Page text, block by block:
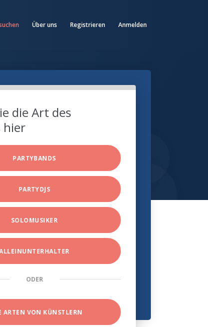
Über uns Registrieren Anmelden
die Art des
hier
PARTYBANDS
PARTYDJS
SOLOMUSIKER
ODER
ARTEN VON KÜNSTLERN